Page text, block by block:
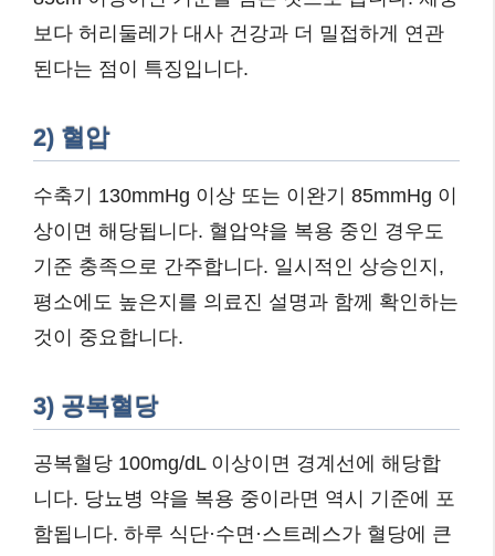
보다 허리둘레가 대사 건강과 더 밀접하게 연관
된다는 점이 특징입니다.
2) 혈압
수축기 130mmHg 이상 또는 이완기 85mmHg 이
상이면 해당됩니다. 혈압약을 복용 중인 경우도
기준 충족으로 간주합니다. 일시적인 상승인지,
평소에도 높은지를 의료진 설명과 함께 확인하는
것이 중요합니다.
3) 공복혈당
공복혈당 100mg/dL 이상이면 경계선에 해당합
니다. 당뇨병 약을 복용 중이라면 역시 기준에 포
함됩니다. 하루 식단·수면·스트레스가 혈당에 큰